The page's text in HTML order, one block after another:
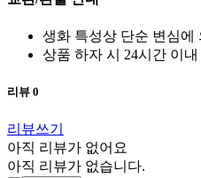
생화 특성상 단순 변심에
상품 하자 시 24시간 이
리뷰 0
리뷰쓰기
아직 리뷰가 없어요
아직 리뷰가 없습니다.